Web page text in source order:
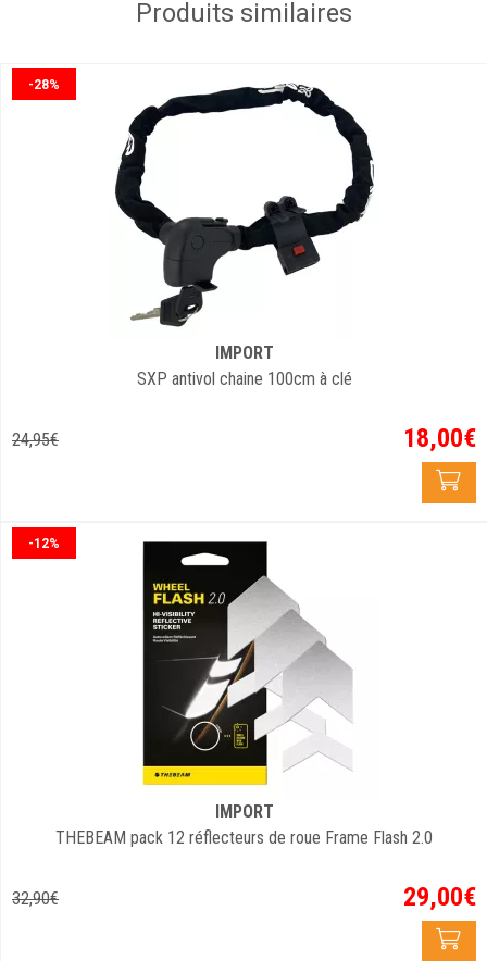
Produits similaires
-28%
IMPORT
SXP antivol chaine 100cm à clé
24,95€ 18,00€
-12%
IMPORT
THEBEAM pack 12 réflecteurs de roue Frame Flash 2.0
32,90€ 29,00€